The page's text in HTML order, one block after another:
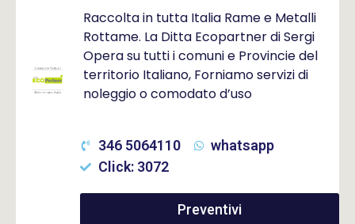
Raccolta in tutta Italia Rame e Metalli
Rottame. La Ditta Ecopartner di Sergi
Opera su tutti i comuni e Provincie del
territorio Italiano, Forniamo servizi di
noleggio o comodato d’uso
346 5064110
whatsapp
Click: 3072
Preventivi